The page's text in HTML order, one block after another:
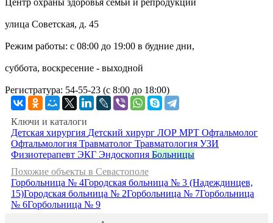
улица Советская, д. 45
Режим работы: c 08:00 до 19:00 в будние дни,
суббота, воскресение - выходной
Регистратура: 54-55-23 (с 8:00 до 18:00)
Ключи и каталоги
Детская хирургия Детский хирург ЛОР МРТ Офтальмолог
Офтальмология Травматолог Травматология УЗИ
Физиотерапевт ЭКГ Эндоскопия Больницы
Похожие объекты в Севастополе
Горбольница № 4Городская больница № 3 (Надеждинцев,
15)Городская больница № 2Горбольница № 7Горбольница
№ 6Горбольница № 9